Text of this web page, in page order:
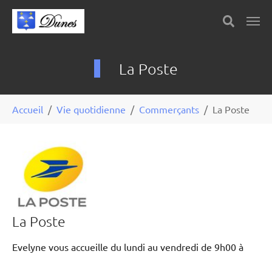
Skip to main content
La Poste
Accueil Vie quotidienne Commerçants La Poste
La Poste
Evelyne vous accueille du lundi au vendredi de 9h00 à
Panneau de gestion des cookies